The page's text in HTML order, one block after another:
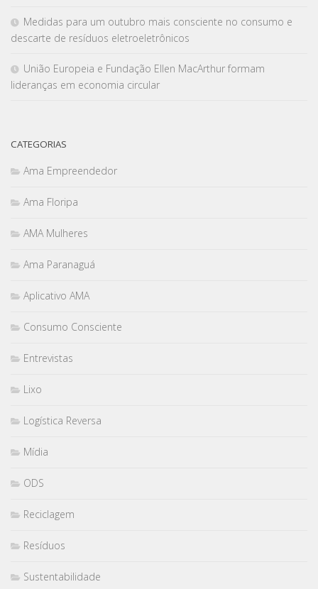
Medidas para um outubro mais consciente no consumo e
descarte de resíduos eletroeletrônicos
União Europeia e Fundação Ellen MacArthur formam
lideranças em economia circular
CATEGORIAS
Ama Empreendedor
Ama Floripa
AMA Mulheres
Ama Paranaguá
Aplicativo AMA
Consumo Consciente
Entrevistas
Lixo
Logística Reversa
Mídia
ODS
Reciclagem
Resíduos
Sustentabilidade